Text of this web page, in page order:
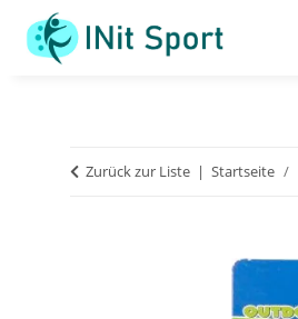
Zurück zur Liste Startseite